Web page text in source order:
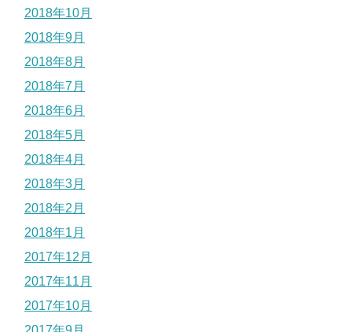
2018年10月
2018年9月
2018年8月
2018年7月
2018年6月
2018年5月
2018年4月
2018年3月
2018年2月
2018年1月
2017年12月
2017年11月
2017年10月